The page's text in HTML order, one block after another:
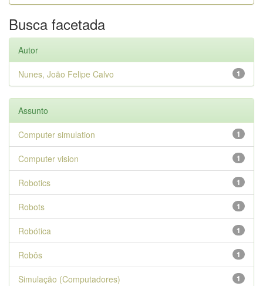
Busca facetada
Autor
1
Nunes, João Felipe Calvo
Assunto
1
Computer simulation
1
Computer vision
1
Robotics
1
Robots
1
Robótica
1
Robôs
1
Simulação (Computadores)